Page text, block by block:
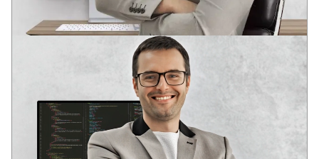
ВЕДУЩИЙ РАЗРАБОТЧИК
Два профильных образования в области разработки
программного обеспечения
В юном возрасте оценил потенциал информационных
технологий: глобализацию и глубину интеграции IT-
решений в социальные структуры современного общества.
Опыт в различных IT областях с 2006 года. Аналитическое
системное мышление. Компетенции для решения задача
бизнеса, DevOps, Full stack, SEO.